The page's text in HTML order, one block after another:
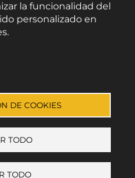
privacidad-
a Facebook
a Instagram
Enlace a Youtube Channel
Enlace a X (Twitter)
la funcionalidad del
personalizado en
DE COOKIES
TODO
TODO